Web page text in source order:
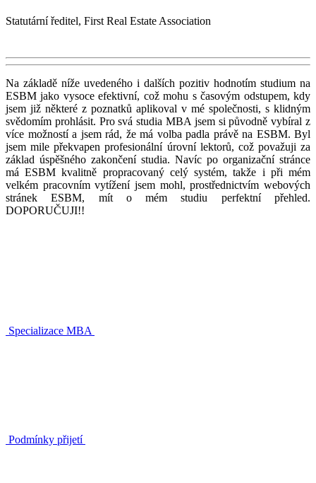
Statutární ředitel, First Real Estate Association
Na základě níže uvedeného i dalších pozitiv hodnotím studium na
ESBM jako vysoce efektivní, což mohu s časovým odstupem, kdy
jsem již některé z poznatků aplikoval v mé společnosti, s klidným
svědomím prohlásit. Pro svá studia MBA jsem si původně vybíral z
více možností a jsem rád, že má volba padla právě na ESBM. Byl
jsem mile překvapen profesionální úrovní lektorů, což považuji za
základ úspěšného zakončení studia. Navíc po organizační stránce
má ESBM kvalitně propracovaný celý systém, takže i při mém
velkém pracovním vytížení jsem mohl, prostřednictvím webových
stránek ESBM, mít o mém studiu perfektní přehled.
DOPORUČUJI!!
Specializace MBA
Podmínky přijetí